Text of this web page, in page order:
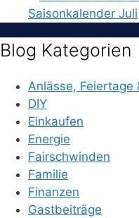
Saisonkalender Juli
Blog Kategorien
Anlässe, Feiertage
DIY
Einkaufen
Energie
Fairschwinden
Familie
Finanzen
Gastbeiträge